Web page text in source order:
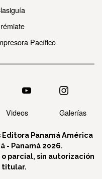
Pacífico
Videos Galerías
Panamá América
- Panamá 2026.
parcial, sin autorización
titular.